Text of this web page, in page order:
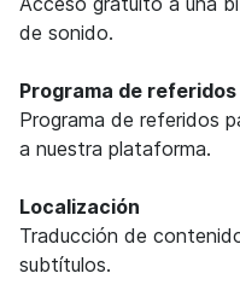
de sonido.
Programa de referidos
Programa de referidos
a nuestra plataforma.
Localización
Traducción de
subtítulos.